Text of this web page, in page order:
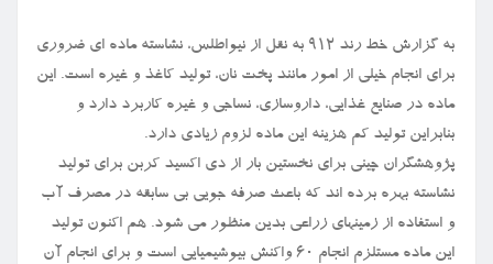
به گزارش خط رند ۹۱۲ به نقل از نیواطلس، نشاسته ماده ای ضروری
برای انجام خیلی از امور مانند پخت نان، تولید کاغذ و غیره است. این
ماده در صنایع غذایی، داروسازی، نساجی و غیره کاربرد دارد و
بنابراین تولید کم هزینه این ماده لزوم زیادی دارد.
پژوهشگران چینی برای نخستین بار از دی اکسید کربن برای تولید
نشاسته بهره برده اند که باعث صرفه جویی بی سابقه در مصرف آب
و استفاده از زمینهای زراعی بدین منظور می شود. هم اکنون تولید
این ماده مستلزم انجام ۶۰ واکنش بیوشیمیایی است و برای انجام آن